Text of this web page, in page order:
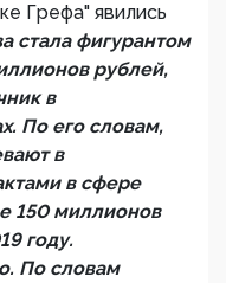
Грефа" явились
стала фигурантом
рублей,
в
По его словам,
в
в сфере
150 миллионов
году.
По словам